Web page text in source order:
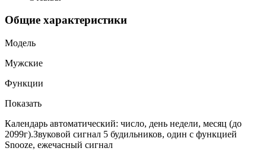
Общие характеристики
Модель
Мужские
Функции
Показать
Календарь автоматический: число, день недели, месяц (до
2099г).Звуковой сигнал 5 будильников, один с функцией
Snooze, ежечасный сигнал